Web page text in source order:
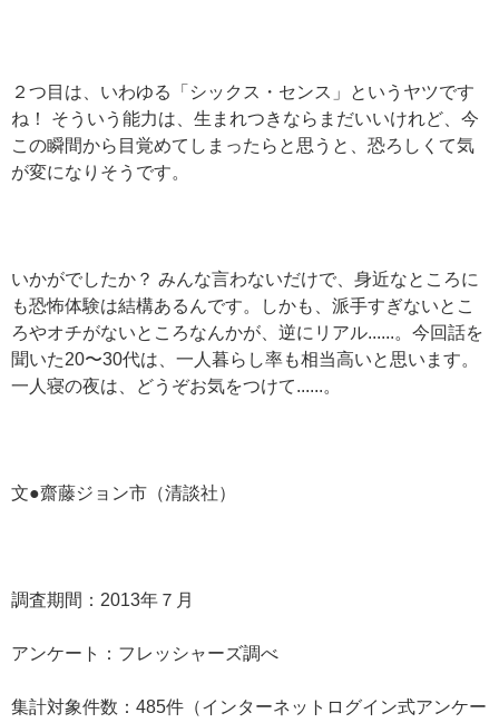
２つ目は、いわゆる「シックス・センス」というヤツです
ね！ そういう能力は、生まれつきならまだいいけれど、今
この瞬間から目覚めてしまったらと思うと、恐ろしくて気
が変になりそうです。
いかがでしたか？ みんな言わないだけで、身近なところに
も恐怖体験は結構あるんです。しかも、派手すぎないとこ
ろやオチがないところなんかが、逆にリアル......。今回話を
聞いた20〜30代は、一人暮らし率も相当高いと思います。
一人寝の夜は、どうぞお気をつけて......。
文●齋藤ジョン市（清談社）
調査期間：2013年７月
アンケート：フレッシャーズ調べ
集計対象件数：485件（インターネットログイン式アンケー